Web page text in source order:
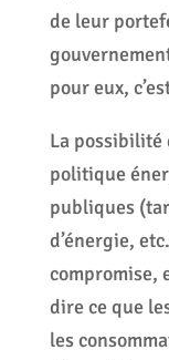
de leur
pour eux,
La possibilité
politique
publiques
d’énergie,
compromise,
dire ce que
les